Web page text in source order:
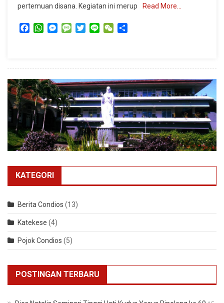
Pineleng,
Kakaskasen,
pertemuan disana. Kegiatan ini merup
Read More…
FacebookWhatsApp
Messenger
Message
Twitter
Line WeChat
KATEGORI
Berita Condios (13)
Katekese (4)
Pojok Condios (5)
POSTINGAN TERBARU